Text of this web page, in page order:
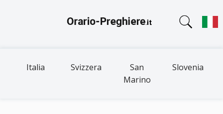
Italia Svizzera
San
Marino
Slovenia